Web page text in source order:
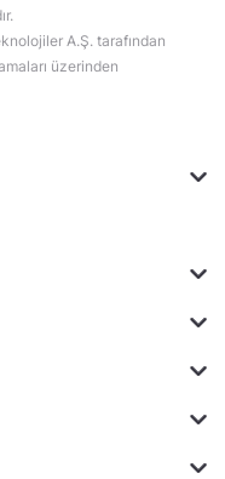
A.Ş. tarafından
üzerinden